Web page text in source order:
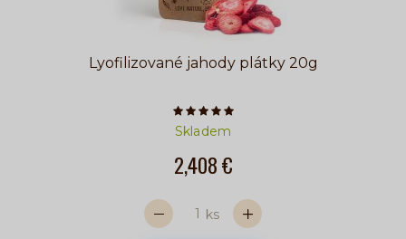
Lyofilizované jahody plátky 20g
Počet hvězdiček je 5 z 5
Skladem
2,408 €
ks